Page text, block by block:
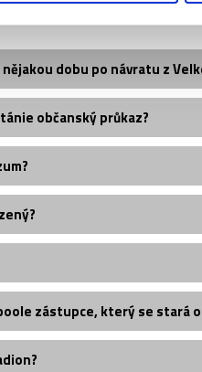
dobu po návratu z
občanský průkaz?
zástupce, který se stará